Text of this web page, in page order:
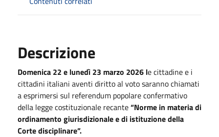
Descrizione
Domenica 22 e lunedì 23 marzo 2026 le cittadine e i
cittadini italiani aventi diritto al voto saranno chiamati
a esprimersi sul referendum popolare confermativo
della legge costituzionale recante“Norme in materia di
ordinamento giurisdizionale e di istituzione della
Corte disciplinare”.